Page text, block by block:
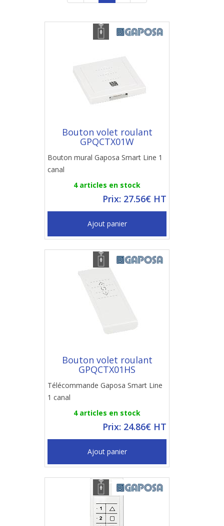
Bouton volet roulant
GPQCTX01W
Bouton mural Gaposa Smart Line 1
canal
4 articles en stock
Prix: 27.56€ HT
Ajout panier
Bouton volet roulant
GPQCTX01HS
Télécommande Gaposa Smart Line
1 canal
4 articles en stock
Prix: 24.86€ HT
Ajout panier